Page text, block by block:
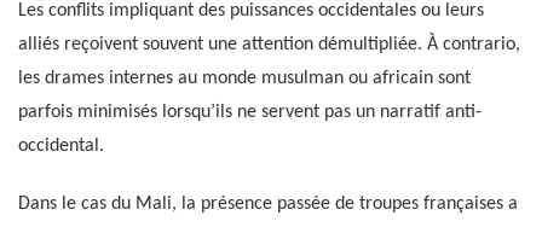
Les conflits impliquant des puissances occidentales ou leurs
alliés reçoivent souvent une attention démultipliée. À contrario,
les drames internes au monde musulman ou africain sont
parfois minimisés lorsqu’ils ne servent pas un narratif anti-
occidental.
Dans le cas du Mali, la présence passée de troupes françaises a